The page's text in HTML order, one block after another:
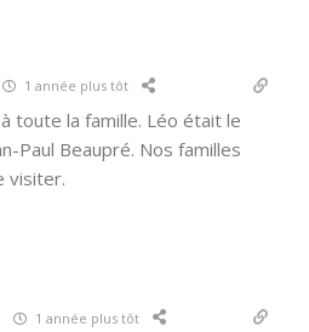
1 année plus tôt
toute la famille. Léo était le
Paul Beaupré. Nos familles
visiter.
1 année plus tôt